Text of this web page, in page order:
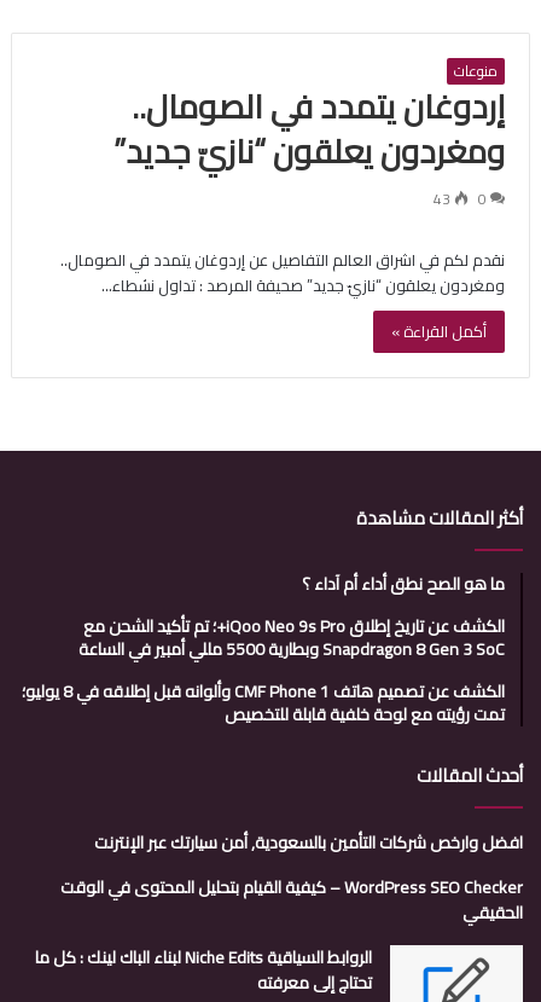
منوعات
إردوغان يتمدد في الصومال..
ومغردون يعلقون “نازيّ جديد”
0
43
نقدم لكم في اشراق العالم التفاصيل عن إردوغان يتمدد في الصومال..
ومغردون يعلقون “نازيّ جديد” صحيفة المرصد : تداول نشطاء…
أكمل القراءة »
أكثر المقالات مشاهدة
ما هو الصح نطق أداء أم آداء ؟
الكشف عن تاريخ إطلاق iQoo Neo 9s Pro+؛ تم تأكيد الشحن مع
Snapdragon 8 Gen 3 SoC وبطارية 5500 مللي أمبير في الساعة
الكشف عن تصميم هاتف CMF Phone 1 وألوانه قبل إطلاقه في 8 يوليو؛
تمت رؤيته مع لوحة خلفية قابلة للتخصيص
أحدث المقالات
افضل وارخص شركات التأمين بالسعودية, أمن سيارتك عبر الإنترنت
WordPress SEO Checker – كيفية القيام بتحليل المحتوى في الوقت
الحقيقي
الروابط السياقية Niche Edits لبناء الباك لينك : كل ما
تحتاج إلى معرفته